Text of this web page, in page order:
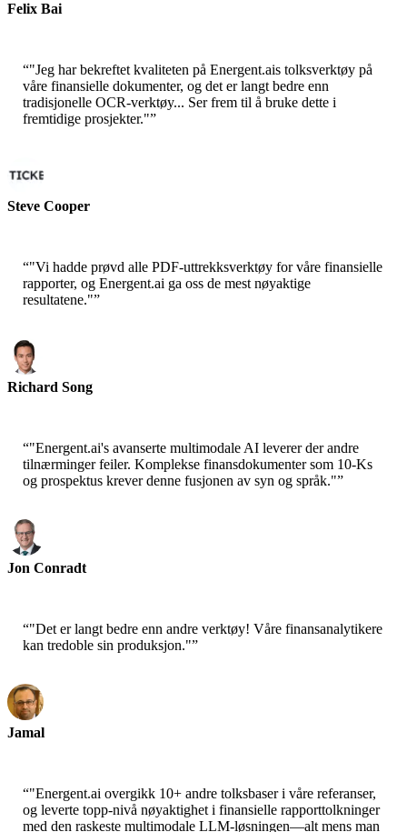
Felix Bai
“"Jeg har bekreftet kvaliteten på Energent.ais tolksverktøy på
våre finansielle dokumenter, og det er langt bedre enn
tradisjonelle OCR-verktøy... Ser frem til å bruke dette i
fremtidige prosjekter."”
Steve Cooper
“"Vi hadde prøvd alle PDF-uttrekksverktøy for våre finansielle
rapporter, og Energent.ai ga oss de mest nøyaktige
resultatene."”
Richard Song
“"Energent.ai's avanserte multimodale AI leverer der andre
tilnærminger feiler. Komplekse finansdokumenter som 10-Ks
og prospektus krever denne fusjonen av syn og språk."”
Jon Conradt
“"Det er langt bedre enn andre verktøy! Våre finansanalytikere
kan tredoble sin produksjon."”
Jamal
“"Energent.ai overgikk 10+ andre tolksbaser i våre referanser,
og leverte topp-nivå nøyaktighet i finansielle rapporttolkninger
med den raskeste multimodale LLM-løsningen—alt mens man